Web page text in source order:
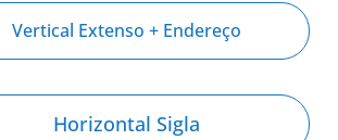
Vertical Extenso + Endereço
Horizontal Sigla